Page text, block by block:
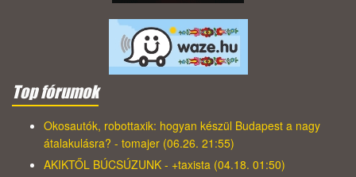
Top fórumok
Okosautók, robottaxik: hogyan készül Budapest a nagy
átalakulásra? - tomajer (06.26. 21:55)
AKIKTŐL BÚCSÚZUNK - +taxista (04.18. 01:50)